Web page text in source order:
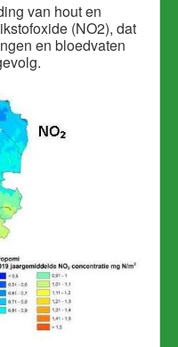
van hout en
(NO2), dat
en bloedvaten